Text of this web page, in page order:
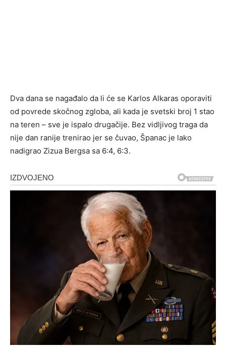
Dva dana se nagađalo da li će se Karlos Alkaras oporaviti
od povrede skočnog zgloba, ali kada je svetski broj 1 stao
na teren – sve je ispalo drugačije. Bez vidljivog traga da
nije dan ranije trenirao jer se čuvao, Španac je lako
nadigrao Zizua Bergsa sa 6:4, 6:3.